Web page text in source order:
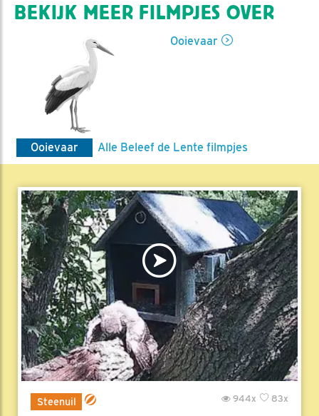
BEKIJK MEER FILMPJES OVER
Ooievaar
Ooievaar Alle Beleef de Lente filmpjes
Steenuil 83x
944x